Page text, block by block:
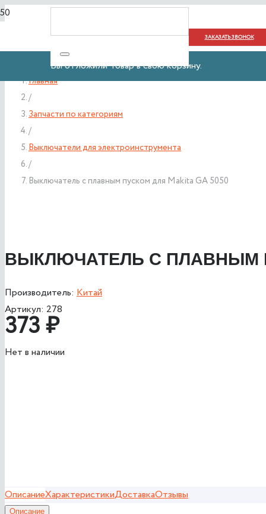
ЗАКАЗАТЬ ЗВОНОК
Вы отложилиТоварв свою корзину.
Главная
/
Запчасти по категориям
/
Выключатели для электроинструмента
/
Выключатель с плавным пуском для Makita GA 5050
ВЫКЛЮЧАТЕЛЬ С ПЛАВНЫМ
Производитель: Китай
Артикул: 278
373₽
Нет в наличии
ОписаниеХарактеристикиДоставкаОтзывы
Описание